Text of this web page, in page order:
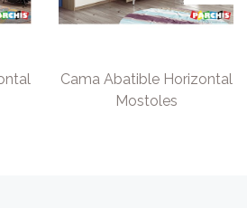
Cama Abatible Horizontal
Mostoles